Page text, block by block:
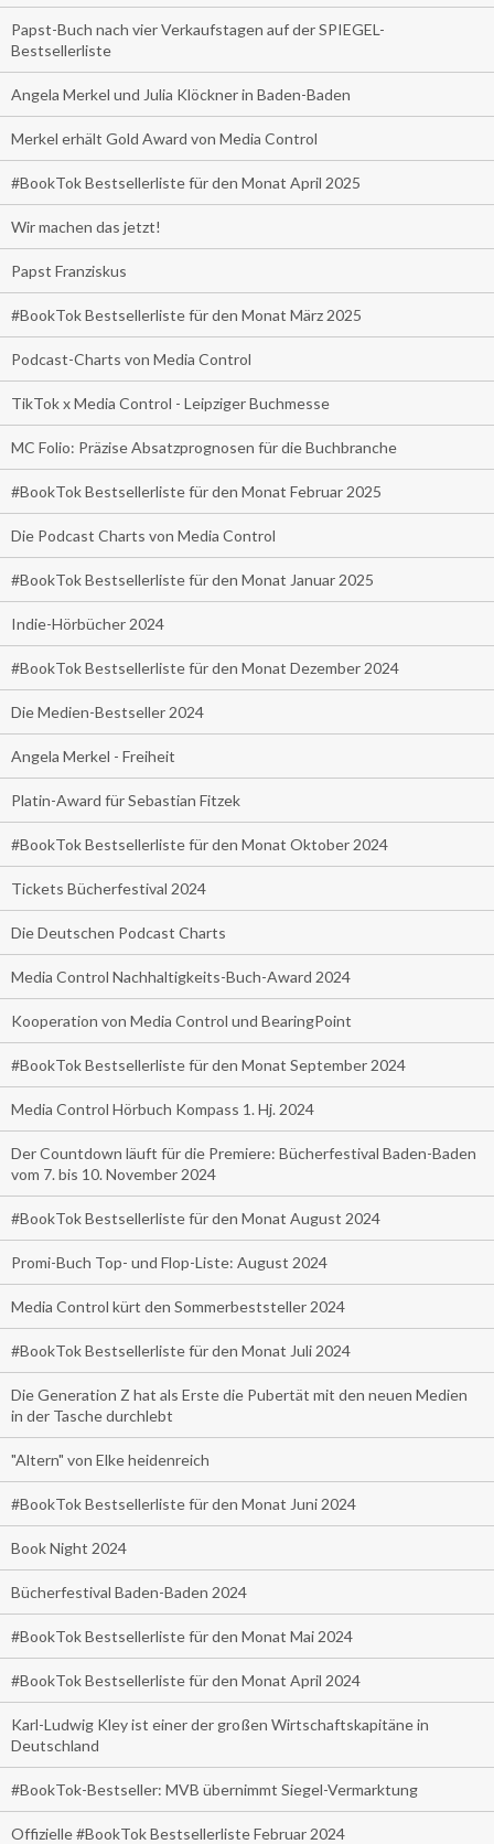
Papst-Buch nach vier Verkaufstagen auf der SPIEGEL-
Bestsellerliste
Angela Merkel und Julia Klöckner in Baden-Baden
Merkel erhält Gold Award von Media Control
#BookTok Bestsellerliste für den Monat April 2025
Wir machen das jetzt!
Papst Franziskus
#BookTok Bestsellerliste für den Monat März 2025
Podcast-Charts von Media Control
TikTok x Media Control - Leipziger Buchmesse
MC Folio: Präzise Absatzprognosen für die Buchbranche
#BookTok Bestsellerliste für den Monat Februar 2025
Die Podcast Charts von Media Control
#BookTok Bestsellerliste für den Monat Januar 2025
Indie-Hörbücher 2024
#BookTok Bestsellerliste für den Monat Dezember 2024
Die Medien-Bestseller 2024
Angela Merkel - Freiheit
Platin-Award für Sebastian Fitzek
#BookTok Bestsellerliste für den Monat Oktober 2024
Tickets Bücherfestival 2024
Die Deutschen Podcast Charts
Media Control Nachhaltigkeits-Buch-Award 2024
Kooperation von Media Control und BearingPoint
#BookTok Bestsellerliste für den Monat September 2024
Media Control Hörbuch Kompass 1. Hj. 2024
Der Countdown läuft für die Premiere: Bücherfestival Baden-Baden
vom 7. bis 10. November 2024
#BookTok Bestsellerliste für den Monat August 2024
Promi-Buch Top- und Flop-Liste: August 2024
Media Control kürt den Sommerbeststeller 2024
#BookTok Bestsellerliste für den Monat Juli 2024
Die Generation Z hat als Erste die Pubertät mit den neuen Medien
in der Tasche durchlebt
"Altern" von Elke heidenreich
#BookTok Bestsellerliste für den Monat Juni 2024
Book Night 2024
Bücherfestival Baden-Baden 2024
#BookTok Bestsellerliste für den Monat Mai 2024
#BookTok Bestsellerliste für den Monat April 2024
Karl-Ludwig Kley ist einer der großen Wirtschaftskapitäne in
Deutschland
#BookTok-Bestseller: MVB übernimmt Siegel-Vermarktung
Offizielle #BookTok Bestsellerliste Februar 2024